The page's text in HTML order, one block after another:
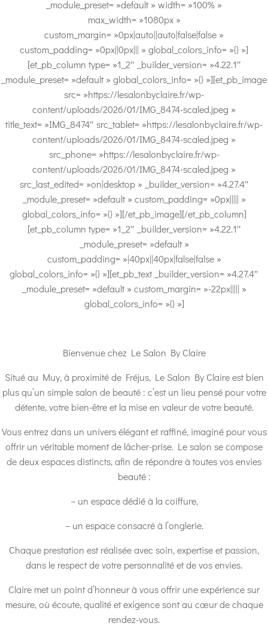
_module_preset= »default » width= »100% »
max_width= »1080px »
custom_margin= »0px|auto||auto|false|false »
custom_padding= »0px||0px||| » global_colors_info= »{} »]
[et_pb_column type= »1_2″ _builder_version= »4.22.1″
_module_preset= »default » global_colors_info= »{} »][et_pb_image
src= »https://lesalonbyclaire.fr/wp-
content/uploads/2026/01/IMG_8474-scaled.jpeg »
title_text= »IMG_8474″ src_tablet= »https://lesalonbyclaire.fr/wp-
content/uploads/2026/01/IMG_8474-scaled.jpeg »
src_phone= »https://lesalonbyclaire.fr/wp-
content/uploads/2026/01/IMG_8474-scaled.jpeg »
src_last_edited= »on|desktop » _builder_version= »4.27.4″
_module_preset= »default » custom_padding= »0px||||| »
global_colors_info= »{} »][/et_pb_image][/et_pb_column]
[et_pb_column type= »1_2″ _builder_version= »4.22.1″
_module_preset= »default »
custom_padding= »|40px||40px|false|false »
global_colors_info= »{} »][et_pb_text _builder_version= »4.27.4″
_module_preset= »default » custom_margin= »-22px||||| »
global_colors_info= »{} »]
Bienvenue chez Le Salon By Claire
Situé au Muy, à proximité de Fréjus, Le Salon By Claire est bien
plus qu’un simple salon de beauté : c’est un lieu pensé pour votre
détente, votre bien-être et la mise en valeur de votre beauté.
Vous entrez dans un univers élégant et raffiné, imaginé pour vous
offrir un véritable moment de lâcher-prise. Le salon se compose
de deux espaces distincts, afin de répondre à toutes vos envies
beauté :
– un espace dédié à la coiffure,
– un espace consacré à l’onglerie.
Chaque prestation est réalisée avec soin, expertise et passion,
dans le respect de votre personnalité et de vos envies.
Claire met un point d’honneur à vous offrir une expérience sur
mesure, où écoute, qualité et exigence sont au cœur de chaque
rendez-vous.